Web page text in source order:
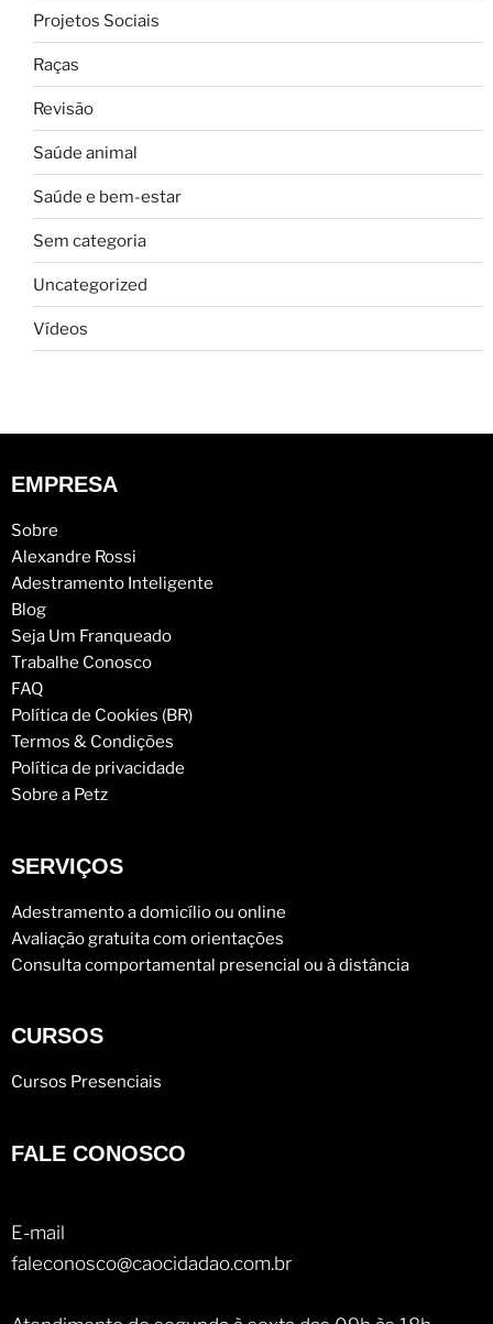
Projetos Sociais
Raças
Revisão
Saúde animal
Saúde e bem-estar
Sem categoria
Uncategorized
Vídeos
EMPRESA
Sobre
Alexandre Rossi
Adestramento Inteligente
Blog
Seja Um Franqueado
Trabalhe Conosco
FAQ
Política de Cookies (BR)
Termos & Condições
Política de privacidade
Sobre a Petz
SERVIÇOS
Adestramento a domicílio ou online
Avaliação gratuita com orientações
Consulta comportamental presencial ou à distância
CURSOS
Cursos Presenciais
FALE CONOSCO
E-mail
faleconosco@caocidadao.com.br